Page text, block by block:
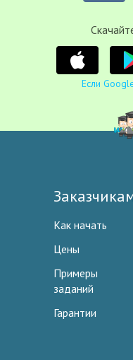
Если
Как начать
Цены
Примеры
заданий
Гарантии